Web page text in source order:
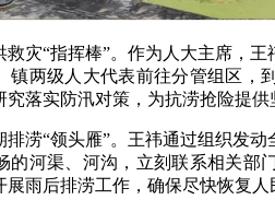
救灾“指挥棒”。作为人大主席，
镇两级人大代表前往分管组区，
落实防汛对策，为抗涝抢险提供
排涝“领头雁”。王祎通过组织发
的河渠、河沟，立刻联系相关部
雨后排涝工作，确保尽快恢复人